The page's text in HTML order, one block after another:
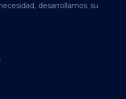
desarrollamos su